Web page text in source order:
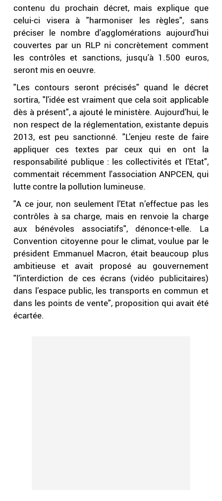
contenu du prochain décret, mais explique que
celui-ci visera à "harmoniser les règles", sans
préciser le nombre d'agglomérations aujourd'hui
couvertes par un RLP ni concrètement comment
les contrôles et sanctions, jusqu'à 1.500 euros,
seront mis en oeuvre.
"Les contours seront précisés" quand le décret
sortira, "l'idée est vraiment que cela soit applicable
dès à présent", a ajouté le ministère. Aujourd'hui, le
non respect de la réglementation, existante depuis
2013, est peu sanctionné. "L’enjeu reste de faire
appliquer ces textes par ceux qui en ont la
responsabilité publique : les collectivités et l’Etat",
commentait récemment l'association ANPCEN, qui
lutte contre la pollution lumineuse.
"A ce jour, non seulement l’Etat n’effectue pas les
contrôles à sa charge, mais en renvoie la charge
aux bénévoles associatifs", dénonce-t-elle. La
Convention citoyenne pour le climat, voulue par le
président Emmanuel Macron, était beaucoup plus
ambitieuse et avait proposé au gouvernement
"l’interdiction de ces écrans (vidéo publicitaires)
dans l’espace public, les transports en commun et
dans les points de vente", proposition qui avait été
écartée.